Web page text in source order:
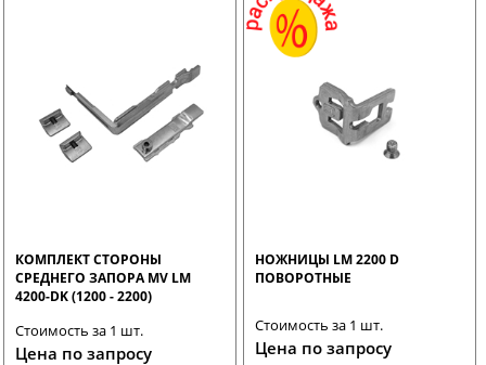
КОМПЛЕКТ СТОРОНЫ
СРЕДНЕГО ЗАПОРА MV LM
4200-DK (1200 - 2200)
Стоимость за 1 шт.
Цена по запросу
НОЖНИЦЫ LM 2200 D
ПОВОРОТНЫЕ
Стоимость за 1 шт.
Цена по запросу